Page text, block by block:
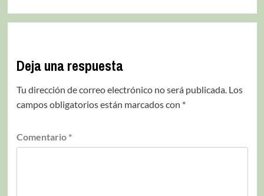
Deja una respuesta
Tu dirección de correo electrónico no será publicada. Los
campos obligatorios están marcados con *
Comentario *